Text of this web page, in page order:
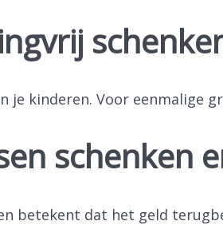
je kinderen. Voor eenmalige
schenken
betekent dat het geld